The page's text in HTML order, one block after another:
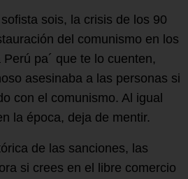
sois, la crisis de los 90
del comunismo en los
pa´ que te lo cuenten,
asesinaba a las personas si
con el comunismo. Al igual
la época, deja de mentir.
de las sanciones, las
si crees en el libre comercio